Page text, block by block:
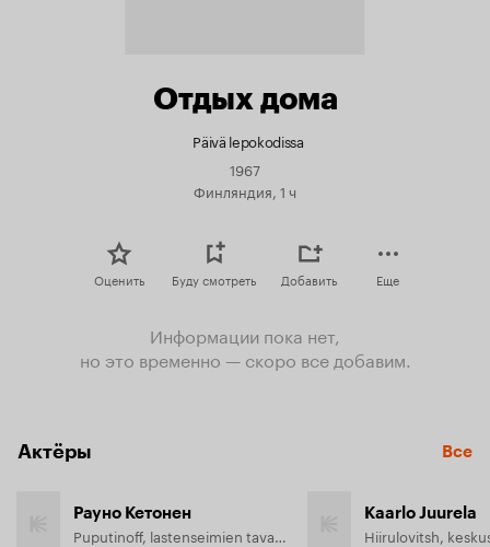
Отдых дома
Päivä lepokodissa
1967
Финляндия, 1 ч
Оценить Буду смотреть Добавить Еще
Информации пока нет,
но это временно — скоро все добавим.
Актёры Все
Рауно Кетонен
Puputinoff, lastenseimien tavarainhankkija
Kaarlo Juurela